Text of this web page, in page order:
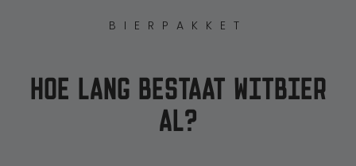
BIERPAKKET
HOE LANG BESTAAT WITBIER
AL?